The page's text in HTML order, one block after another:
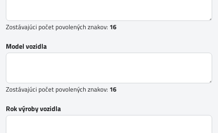
Zostávajúci počet povolených znakov: 16
Model vozidla
Zostávajúci počet povolených znakov: 16
Rok výroby vozidla